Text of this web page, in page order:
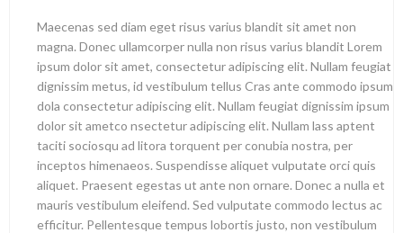
Maecenas sed diam eget risus varius blandit sit amet non
magna. Donec ullamcorper nulla non risus varius blandit Lorem
ipsum dolor sit amet, consectetur adipiscing elit. Nullam feugiat
dignissim metus, id vestibulum tellus Cras ante commodo ipsum
dola consectetur adipiscing elit. Nullam feugiat dignissim ipsum
dolor sit ametco nsectetur adipiscing elit. Nullam lass aptent
taciti sociosqu ad litora torquent per conubia nostra, per
inceptos himenaeos. Suspendisse aliquet vulputate orci quis
aliquet. Praesent egestas ut ante non ornare. Donec a nulla et
mauris vestibulum eleifend. Sed vulputate commodo lectus ac
efficitur. Pellentesque tempus lobortis justo, non vestibulum